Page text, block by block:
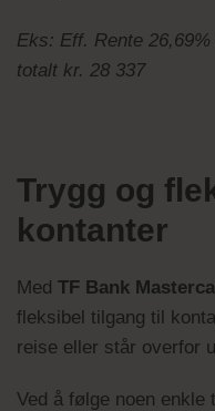
Eks: Eff. Rente
totalt kr. 28 337
Trygg og
kontanter
Med TF Bank
fleksibel tilgang til
reise eller står overfor
Ved å følge noen enkle